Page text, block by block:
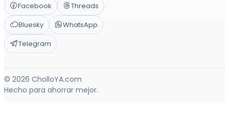
Facebook
Threads
Bluesky
WhatsApp
Telegram
© 2026 CholloYA.com
Hecho para ahorrar mejor.